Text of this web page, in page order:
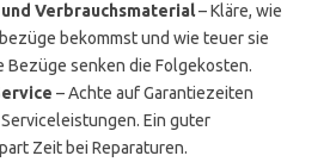
Verbrauchsmaterial– Kläre, wie
bekommst und wie teuer sie
Bezüge senken die Folgekosten.
– Achte auf Garantiezeiten
Ein guter
Zeit bei Reparaturen.